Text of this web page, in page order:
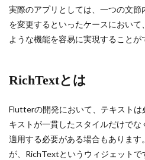
実際のアプリとしては、一つの文
を変更するといったケースにおい
ような機能を容易に実現することが
RichTextとは
Flutterの開発において、テキストは
キストが一貫したスタイルだけで
適用する必要がある場合もありま
が、RichTextというウィジェットで